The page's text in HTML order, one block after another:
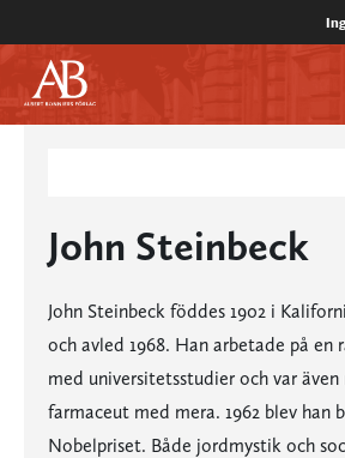
John Steinbeck
John Steinbeck föddes 1902 i
och avled 1968. Han arbetade på en
med universitetsstudier och var även
farmaceut med mera. 1962 blev han
Nobelpriset. Både jordmystik och